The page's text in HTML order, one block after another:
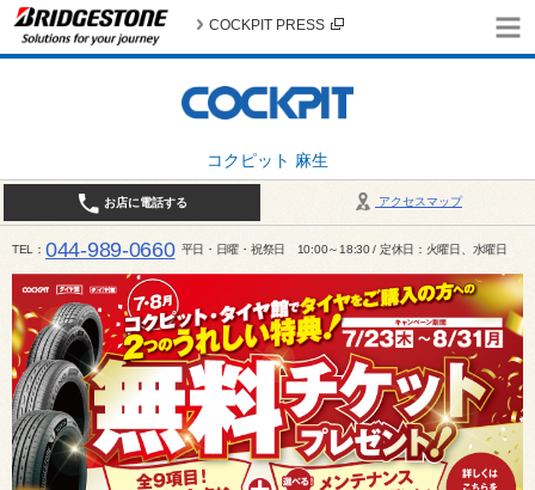
コクピット 麻生
COCKPIT PRESS
アクセスマップ
お店に電話する
TEL 044-989-0660 平日・日曜・祝祭日 10:00～18:30 / 定休日：火曜日、水曜日